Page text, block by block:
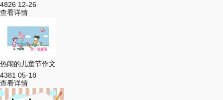
4826 12-26
查看详情
热闹的儿童节作文
4381 05-18
查看详情